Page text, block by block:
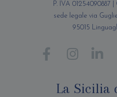
P. IVA 01254090887 |
sede legale via
95015
La Sicilia